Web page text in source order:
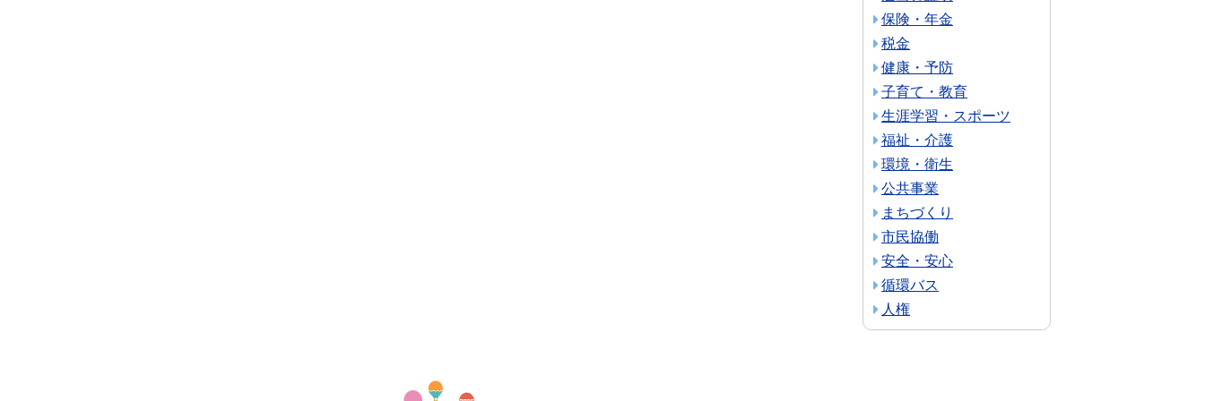
保険・年金
税金
健康・予防
子育て・教育
生涯学習・スポーツ
福祉・介護
環境・衛生
公共事業
まちづくり
市民協働
安全・安心
循環バス
人権